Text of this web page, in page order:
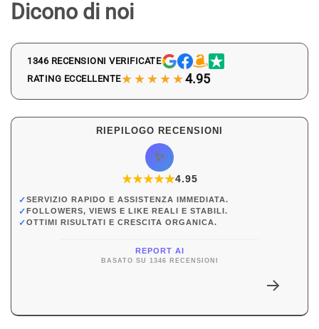
Dicono di noi
1346 RECENSIONI VERIFICATE
RATING ECCELLENTE★★★★★4.95
RIEPILOGO RECENSIONI
✨
★★★★★
★4.95
✓SERVIZIO RAPIDO E ASSISTENZA IMMEDIATA.
✓FOLLOWERS, VIEWS E LIKE REALI E STABILI.
✓OTTIMI RISULTATI E CRESCITA ORGANICA.
REPORT AI
BASATO SU 1346 RECENSIONI